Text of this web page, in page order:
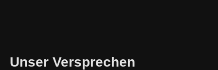
Unser Versprechen